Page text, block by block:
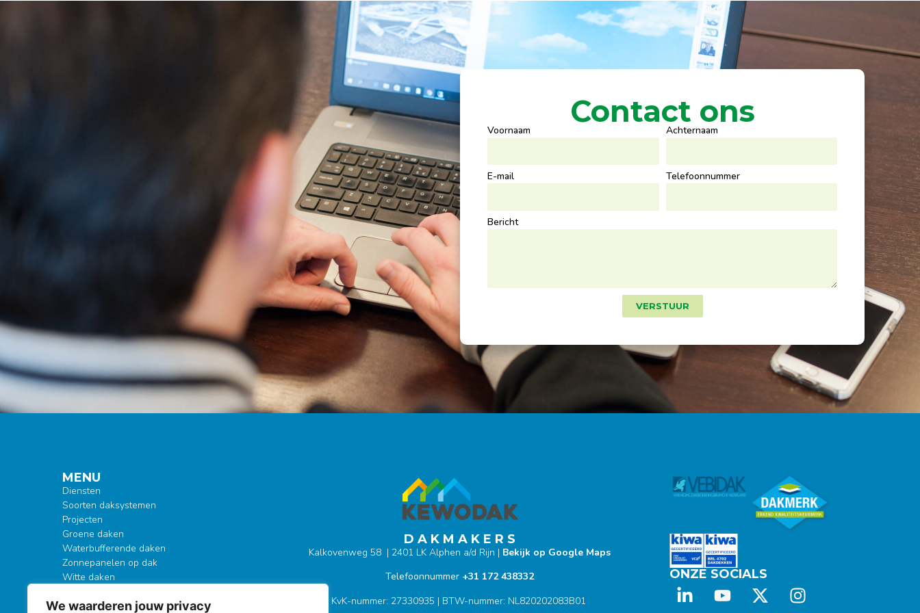
We waarderen jouw privacy
Contact ons
Voornaam Achternaam
E-mail Telefoonnummer
Bericht
VERSTUUR
MENU
Diensten
Soorten daksystemen
Projecten
Groene daken
Waterbufferende daken
Zonnepanelen op dak
Witte daken
Herbruikbare daken
D A K M A K E R S
Kalkovenweg 58 | 2401 LK Alphen a/d Rijn | Bekijk op Google Maps
Telefoonnummer +31 172 438332
KvK-nummer: 27330935 | BTW-nummer: NL820202083B01
ONZE SOCIALS